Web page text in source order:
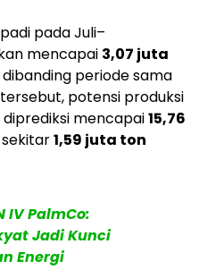
pada Juli–
mencapai 3,07 juta
dibanding periode sama
potensi produksi
diprediksi mencapai15,76
1,59 juta ton
IV PalmCo:
Jadi Kunci
Energi